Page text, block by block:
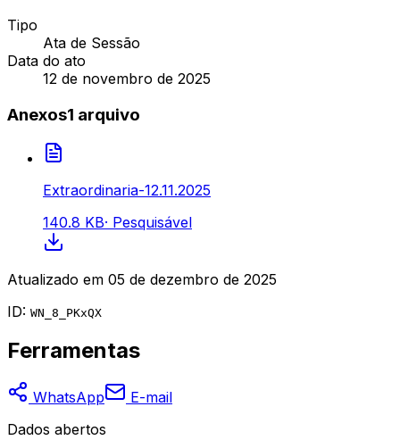
Tipo
Ata de Sessão
Data do ato
12 de novembro de 2025
Anexos1 arquivo
Extraordinaria-12.11.2025
140.8 KB· Pesquisável
Atualizado em 05 de dezembro de 2025
ID: WN_8_PKxQX
Ferramentas
WhatsApp
E-mail
Dados abertos